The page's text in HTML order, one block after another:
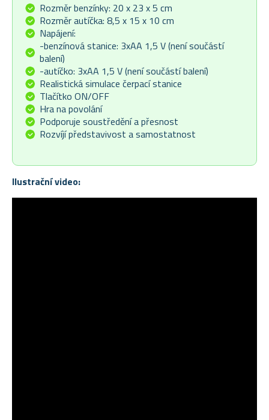
Rozměr benzínky: 20 x 23 x 5 cm
Rozměr autíčka: 8,5 x 15 x 10 cm
Napájení:
-benzínová stanice: 3xAA 1,5 V (není součástí
balení)
-autíčko: 3xAA 1,5 V (není součástí balení)
Realistická simulace čerpací stanice
Tlačítko ON/OFF
Hra na povolání
Podporuje soustředění a přesnost
Rozvíjí představivost a samostatnost
Ilustrační video: